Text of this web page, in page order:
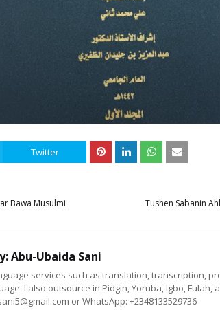
Twitter
Tushen Sabanin
Bawa Musulmi
Abu-Ubaida Sani
services such as translation, transcription,
I also outsource in Pidgin, Yoruba, Igbo, Fulah,
or WhatsApp: +2348133529736